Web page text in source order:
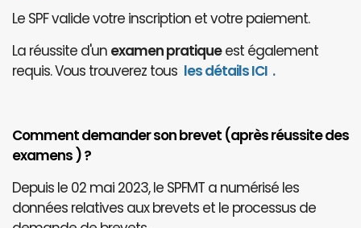
Le SPF valide votre inscription et votre paiement.
La réussite d'un examen pratiqueest également
requis. Vous trouverez tous les détails ICI .
Comment demander son brevet (après réussite des
examens ) ?
Depuis le 02 mai 2023, le SPFMT a numérisé les
données relatives aux brevets et le processus de